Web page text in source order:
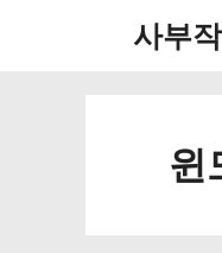
사부
윈